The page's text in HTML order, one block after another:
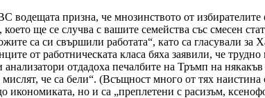
призна, че мнозинството от избирателите
ще се случва с вашите семейства със смесен
са си свършили работата“, като са гласували за
от работническата класа бяха заявили, че
отдадоха печалбите на Тръмп на
че са бели“. (Всъщност много от тях
икономиката, но и са „преплетени с расизъм,